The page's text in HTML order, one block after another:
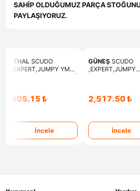
SAHİP OLDUĞUMUZ PARÇA
PAYLAŞIYORUZ.
İTHAL SCUDO
,EXPERT,JUMPY YM
305.15 ₺
İncele
GÜNEŞ SCUDO
,EXPERT,JUMPY
2,517.50 ₺
İncele